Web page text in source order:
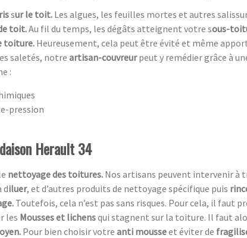
sur le toit. Les algues, les feuilles mortes et autres
toit.Au fil du temps, les dégâts atteignent votre sous-
toiture. Heureusement, cela peut être évité et même
saletés, notreartisan-couvreurpeut y remédier grâce à
:
pression
Herault 34
nettoyage des toitures. Nos artisans peuvent intervenir à
diluer, et d’autres produits de nettoyage spécifique puis
Toutefois, cela n’est pas sans risques. Pour cela, il faut
les Mousses et lichensqui stagnent sur la toiture. Il faut
Pour bien choisir votre anti mousseet éviter de